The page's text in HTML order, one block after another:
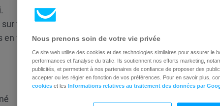
votre site Web et qui ne l’a pas fait.
fonction de leur retour ou non sur votre site.
Nous prenons soin de votre vie privée
Ce site web utilise des cookies et des technologies similaires pour assurer le
performances et l'analyse du trafic. Ils soutiennent nos efforts marketing,
publicités, et permettent à nos partenaires de confiance de proposer des
accepter ou les régler en fonction de vos préférences. Pour en savoir plus,
cookies et les Informations relatives au traitement des données par